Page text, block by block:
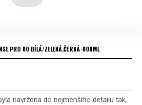
PRO 80 BÍLÁ/ZELENÁ,ČERNÁ-800ML
navržena do nejmenšího detailu tak,